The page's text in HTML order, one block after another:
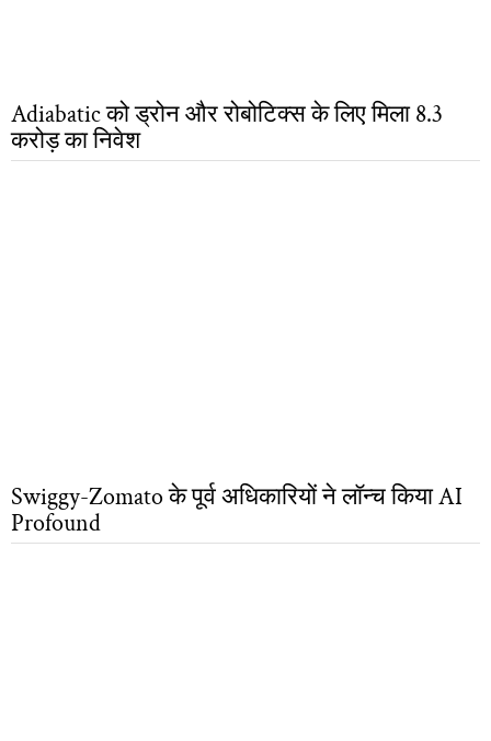
Adiabatic को ड्रोन और रोबोटिक्स के लिए मिला 8.3
करोड़ का निवेश
Swiggy-Zomato के पूर्व अधिकारियों ने लॉन्च किया AI
Profound